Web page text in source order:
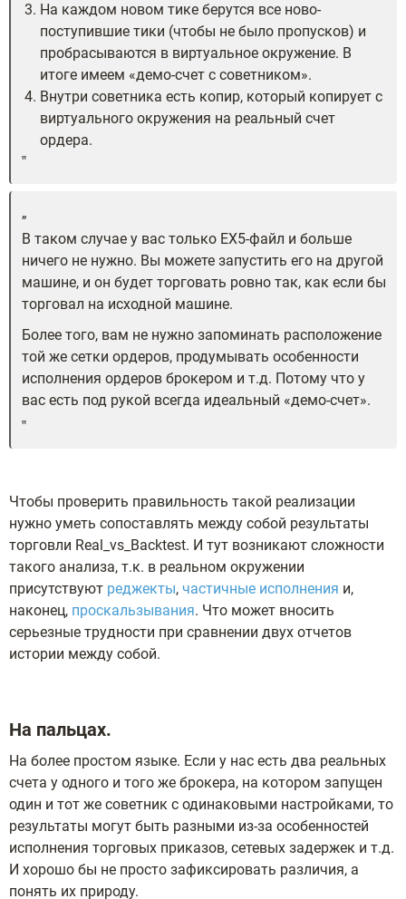
На каждом новом тике берутся все ново-
поступившие тики (чтобы не было пропусков) и
пробрасываются в виртуальное окружение. В
итоге имеем «демо-счет с советником».
Внутри советника есть копир, который копирует с
виртуального окружения на реальный счет
ордера.
В таком случае у вас только EX5-файл и больше
ничего не нужно. Вы можете запустить его на другой
машине, и он будет торговать ровно так, как если бы
торговал на исходной машине.
Более того, вам не нужно запоминать расположение
той же сетки ордеров, продумывать особенности
исполнения ордеров брокером и т.д. Потому что у
вас есть под рукой всегда идеальный «демо-счет».
Чтобы проверить правильность такой реализации
нужно уметь сопоставлять между собой результаты
торговли Real_vs_Backtest. И тут возникают сложности
такого анализа, т.к. в реальном окружении
присутствуют реджекты, частичные исполнения и,
наконец, проскальзывания. Что может вносить
серьезные трудности при сравнении двух отчетов
истории между собой.
На пальцах.
На более простом языке. Если у нас есть два реальных
счета у одного и того же брокера, на котором запущен
один и тот же советник с одинаковыми настройками, то
результаты могут быть разными из-за особенностей
исполнения торговых приказов, сетевых задержек и т.д.
И хорошо бы не просто зафиксировать различия, а
понять их природу.